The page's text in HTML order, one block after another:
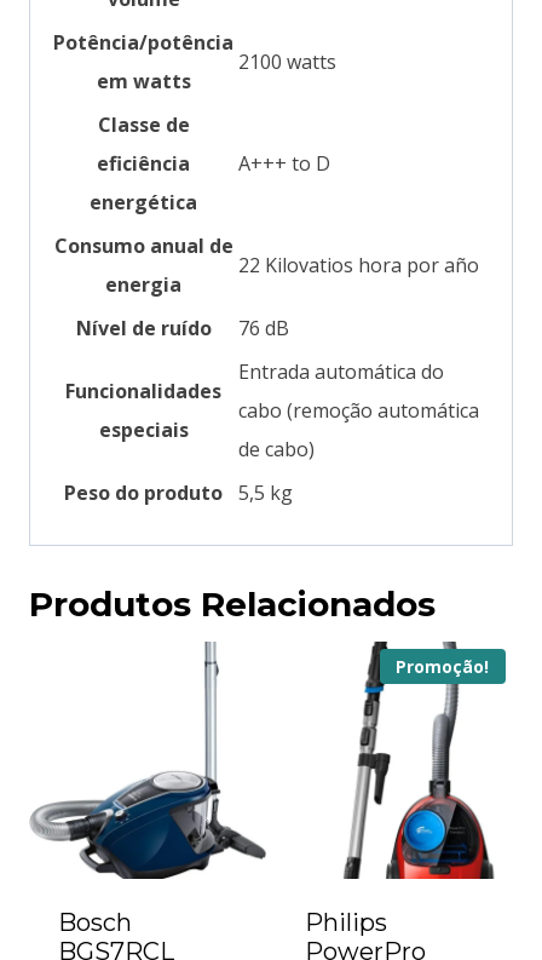
Potência/potência
em watts
‎2100 watts
Classe de
eficiência
energética
‎A+++ to D
Consumo anual de
energia
‎22 Kilovatios hora por año
Nível de ruído ‎76 dB
Funcionalidades
especiais
‎Entrada automática do
cabo (remoção automática
de cabo)
Peso do produto ‎5,5 kg
Produtos Relacionados
Bosch
BGS7RCL
Promoção!
Philips
PowerPro